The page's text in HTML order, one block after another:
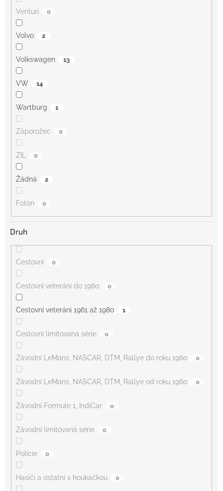
Venturi 0
Volvo 2
Volkswagen 13
VW 14
Wartburg 1
Záporožec 0
ZIL 0
Žádná 2
Foton 0
Druh
Cestovní 0
Cestovní veteráni do 1960 0
Cestovní veteráni 1961 až 1980 1
Cestovní limitovaná série 0
Závodní LeMans, NASCAR, DTM, Rallye do roku 1960 0
Závodní LeMans, NASCAR, DTM, Rallye od roku 1960 0
Závodní Formule 1, IndiCar 0
Závodní limitovaná série 0
Policie 0
Hasiči a ostatní s houkačkou 0